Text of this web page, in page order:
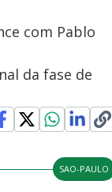
com Pablo
da fase de
SAO-PAULO